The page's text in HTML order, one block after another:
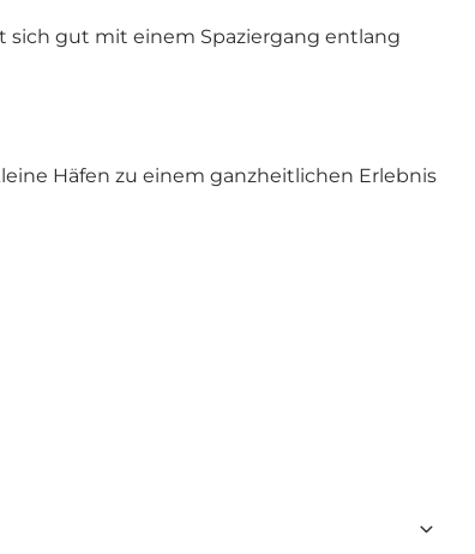
sich gut mit einem Spaziergang entlang
Häfen zu einem ganzheitlichen Erlebnis